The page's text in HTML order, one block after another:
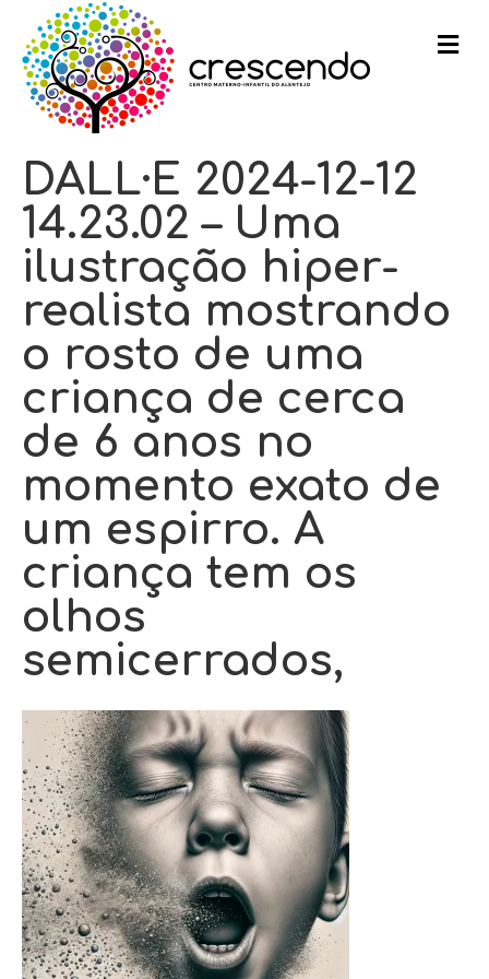
m
e
DALL·E 2024-12-12
14.23.02 – Uma
ilustração hiper-
realista mostrando
o rosto de uma
criança de cerca
de 6 anos no
momento exato de
um espirro. A
criança tem os
olhos
semicerrados,